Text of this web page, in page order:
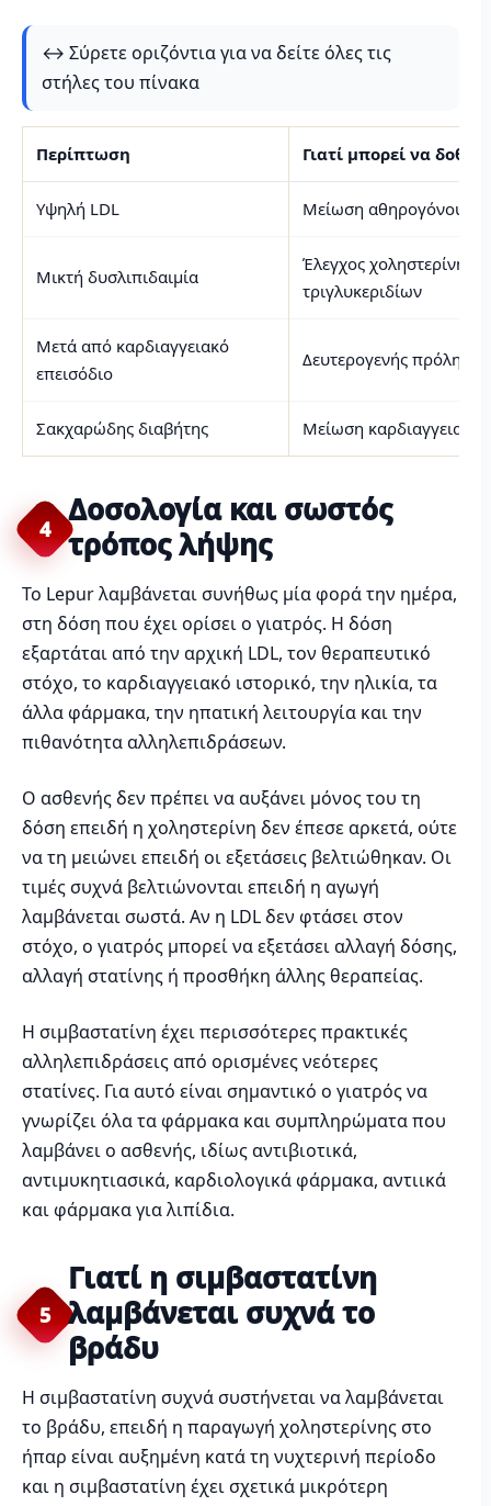
↔️ Σύρετε οριζόντια για να δείτε όλες τις
στήλες του πίνακα
Περίπτωση Γιατί μπορεί να δοθεί
Υψηλή LDL Μείωση αθηρογόνου
Μικτή δυσλιπιδαιμία
Έλεγχος χοληστερίνης
τριγλυκεριδίων
Μετά από καρδιαγγειακό
επεισόδιο
Δευτερογενής πρόληψη
Σακχαρώδης διαβήτης Μείωση
4
Δοσολογία και σωστός
τρόπος λήψης
Το Lepur λαμβάνεται συνήθως μία φορά την ημέρα,
στη δόση που έχει ορίσει ο γιατρός. Η δόση
εξαρτάται από την αρχική LDL, τον θεραπευτικό
στόχο, το καρδιαγγειακό ιστορικό, την ηλικία, τα
άλλα φάρμακα, την ηπατική λειτουργία και την
πιθανότητα αλληλεπιδράσεων.
Ο ασθενής δεν πρέπει να αυξάνει μόνος του τη
δόση επειδή η χοληστερίνη δεν έπεσε αρκετά, ούτε
να τη μειώνει επειδή οι εξετάσεις βελτιώθηκαν. Οι
τιμές συχνά βελτιώνονται επειδή η αγωγή
λαμβάνεται σωστά. Αν η LDL δεν φτάσει στον
στόχο, ο γιατρός μπορεί να εξετάσει αλλαγή δόσης,
αλλαγή στατίνης ή προσθήκη άλλης θεραπείας.
Η σιμβαστατίνη έχει περισσότερες πρακτικές
αλληλεπιδράσεις από ορισμένες νεότερες
στατίνες. Για αυτό είναι σημαντικό ο γιατρός να
γνωρίζει όλα τα φάρμακα και συμπληρώματα που
λαμβάνει ο ασθενής, ιδίως αντιβιοτικά,
αντιμυκητιασικά, καρδιολογικά φάρμακα, αντιικά
και φάρμακα για λιπίδια.
5
Γιατί η σιμβαστατίνη
λαμβάνεται συχνά το
βράδυ
Η σιμβαστατίνη συχνά συστήνεται να λαμβάνεται
το βράδυ, επειδή η παραγωγή χοληστερίνης στο
ήπαρ είναι αυξημένη κατά τη νυχτερινή περίοδο
και η σιμβαστατίνη έχει σχετικά μικρότερη